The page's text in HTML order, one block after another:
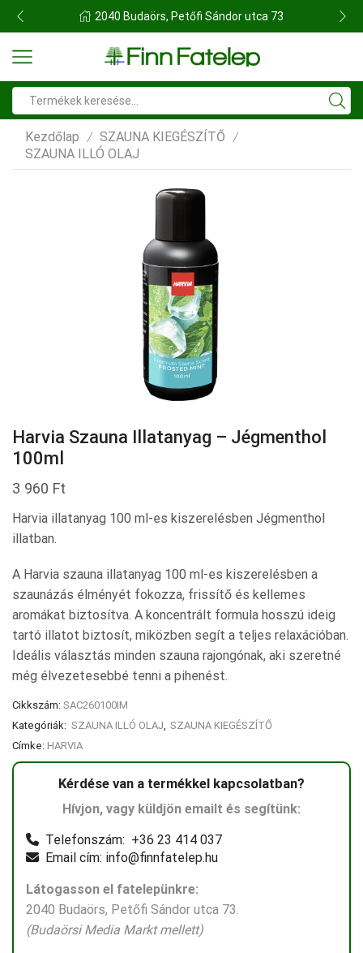
FINN FATELEP BUDAÖRS
input
Kezdőlap / SZAUNA KIEGÉSZÍTŐ /
SZAUNA ILLÓ OLAJ
Harvia Szauna Illatanyag – Jégmenthol
100ml
3 960 Ft
Harvia illatanyag 100 ml-es kiszerelésben Jégmenthol
illatban.
A Harvia szauna illatanyag 100 ml-es kiszerelésben a
szaunázás élményét fokozza, frissítő és kellemes
aromákat biztosítva. A koncentrált formula hosszú ideig
tartó illatot biztosít, miközben segít a teljes relaxációban.
Ideális választás minden szauna rajongónak, aki szeretné
még élvezetesebbé tenni a pihenést.
Cikkszám: SAC260100IM
Kategóriák: SZAUNA ILLÓ OLAJ SZAUNA KIEGÉSZÍTŐ
Címke: HARVIA
Kérdése van a termékkel kapcsolatban?
Hívjon, vagy küldjön emailt és segítünk:
Telefonszám: +36 23 414 037
Email cím: info@finnfatelep.hu
Látogasson el fatelepünkre:
2040 Budaörs, Petőfi Sándor utca 73.
(Budaörsi Media Markt mellett)